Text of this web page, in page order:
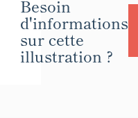
Besoin
d'informations
sur cette
illustration ?